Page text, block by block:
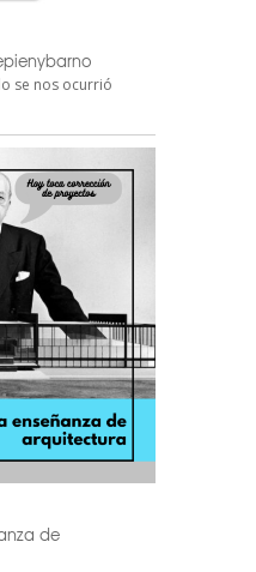
se nos ocurrió
de